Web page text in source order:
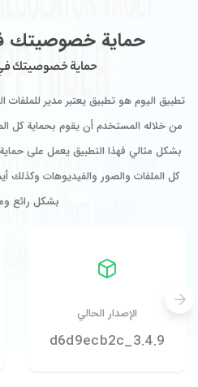
حماية خصوصيتك
حماية خصوصيتك
تطبيق اليوم هو تطبيق يعتبر مدير
من خلاله المستخدم أن يقوم بحماية كل
بشكل مثالي فهذا التطبيق يعمل على
كل الملفات والصور والفيديوهات وكذلك
بشكل رائع
الإصدار الحالي
3.4.9_d6d9ecb2c